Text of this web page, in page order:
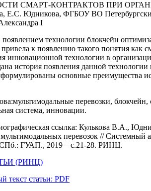
СМАРТ-КОНТРАКТОВ ПРИ
Е.С. Юдникова, ФГБОУ ВО
I
технологии блокчейн
к появлению такого понятия как
инновационной технологии в
история появления данной
основные преимущества
перевозки,
система, инновации.
ссылка: Кулькова В.А.,
перевозок //
СПб.: ГУАП., 2019 – с.21-28. РИНЦ.
(РИНЦ)
текст статьи: PDF